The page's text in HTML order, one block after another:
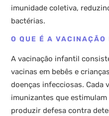
imunidade coletiva,
bactérias.
O QUE É A VACINAÇÃO
A vacinação infantil
vacinas em bebês e
doenças infecciosas. Cada
imunizantes que
produzir defesa contra